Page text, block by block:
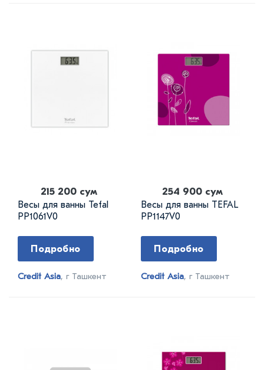
215 200 сум
Весы для ванны Tefal
PP1061V0
Подробно
Credit Asia, г Ташкент
254 900 сум
Весы для ванны TEFAL
PP1147V0
Подробно
Credit Asia, г Ташкент